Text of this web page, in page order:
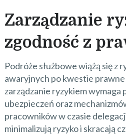
Zarządzanie
zgodność z
Podróże służbowe wiążą się z
awaryjnych po kwestie
zarządzanie ryzykiem wymaga
ubezpieczeń oraz
pracowników w czasie
minimalizują ryzyko i skracają